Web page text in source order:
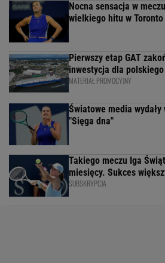
Nocna sensacja w
wielkiego hitu w Toronto
Pierwszy etap GAT
inwestycja dla
MATERIAŁ PROMOCYJNY
Światowe media
"Sięga dna"
Takiego meczu Iga
miesięcy. Sukces
SUBSKRYPCJA